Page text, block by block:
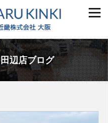
田辺店ブログ